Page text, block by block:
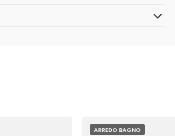
ARREDO BAGNO